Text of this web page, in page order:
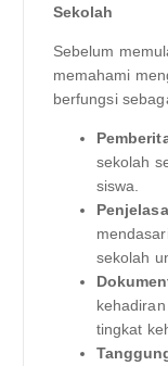
Sekolah
Sebelum
memahami
berfungsi
sekolah
siswa.
sekolah
tingkat